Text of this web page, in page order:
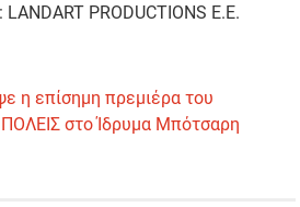
PRODUCTIONS Ε.Ε.
η επίσημη πρεμιέρα του
ΠΟΛΕΙΣ στο Ίδρυμα Μπότσαρη